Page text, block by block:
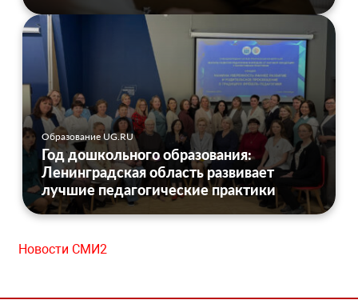
Образование UG.RU
Год дошкольного образования:
Ленинградская область развивает
лучшие педагогические практики
Новости СМИ2